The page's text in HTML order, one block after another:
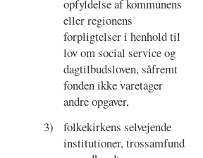
opfyldelse af kommunens
eller regionens
forpligtelser i henhold til
lov om social service og
dagtilbudsloven, såfremt
fonden ikke varetager
andre opgaver,
3)
folkekirkens selvejende
institutioner, trossamfund